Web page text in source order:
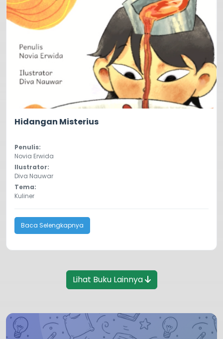
Hidangan Misterius
Penulis:
Novia Erwida
Ilustrator:
Diva Nauwar
Tema:
Kuliner
Baca Selengkapnya
Lihat Buku Lainnya